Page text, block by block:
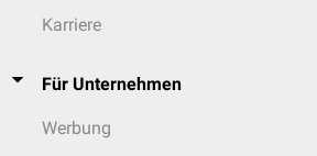
Karriere
Für Unternehmen
Werbung